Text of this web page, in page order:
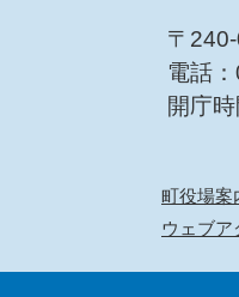
〒
電話
開庁
町役場案
ウェブア